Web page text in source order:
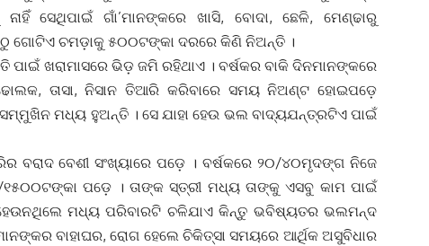
ସେଥିପାଇଁ ଗାଁ’ମାନଙ୍କରେ ଖାସି, ବୋଦା, ଛେଳି, ମେଣ୍ଢାରୁ
ଗୋଟିଏ ଚମଡ଼ାକୁ ୫୦୦ଟଙ୍କା ଦରରେ କିଣି ନିଅନ୍ତି ।
ପାଇଁ ଖରାମାସରେ ଭିଡ଼ ଜମି ରହିଥାଏ । ବର୍ଷକର ବାକି ଦିନମାନଙ୍କରେ
ତାସା, ନିସାନ ତିଆରି କରିବାରେ ସମୟ ନିଅଣ୍ଟ ହୋଇପଡ଼େ
ମଧ୍ୟ ହୁଅନ୍ତି । ସେ ଯାହା ହେଉ ଭଲ ବାଦ୍ୟଯନ୍ତ୍ରଟିଏ ପାଇଁ
ବେଶୀ ସଂଖ୍ୟାରେ ପଡ଼େ । ବର୍ଷକରେ ୨୦/୪୦ମୃଦଙ୍ଗ ନିଜେ
ପଡ଼େ । ତାଙ୍କ ସ୍ତ୍ରୀ ମଧ୍ୟ ତାଙ୍କୁ ଏସବୁ କାମ ପାଇଁ
ମଧ୍ୟ ପରିବାରଟି ଚଳିଯାଏ କିନ୍ତୁ ଭବିଷ୍ୟତର ଭଲମନ୍ଦ
ବାହାଘର, ରୋଗ ହେଲେ ଚିକିତ୍ସା ସମୟରେ ଆର୍ଥିକ ଅସୁବିଧାର